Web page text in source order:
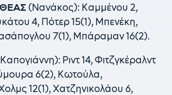
(Νανάκος): Καμμένου 2,
4, Πότερ 15(1), Μπενέκη,
7(1), Μπάραμαν 16(2).
Ριντ 14, Φιτζγκέραλντ
6(2), Κωτούλα,
12(1), Χατζηνικολάου 6,